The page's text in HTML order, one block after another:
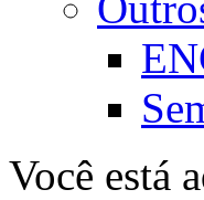
Você está